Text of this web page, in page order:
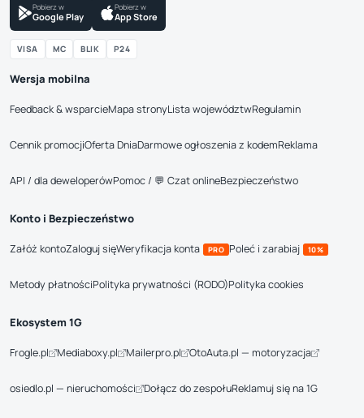
Pobierz w
Google Play
Pobierz w
App Store
VISA MC BLIK P24
Wersja mobilna
Feedback & wsparcieMapa stronyLista województwRegulamin
Cennik promocjiOferta DniaDarmowe ogłoszenia z kodemReklama
API / dla deweloperówPomoc / 💬 Czat onlineBezpieczeństwo
Konto i Bezpieczeństwo
Załóż kontoZaloguj sięWeryfikacja konta PRO Poleć i zarabiaj 10%
Metody płatnościPolityka prywatności (RODO)Polityka cookies
Ekosystem 1G
Frogle.pl Mediaboxy.pl Mailerpro.pl OtoAuta.pl — motoryzacja
osiedlo.pl — nieruchomości Dołącz do zespołuReklamuj się na 1G